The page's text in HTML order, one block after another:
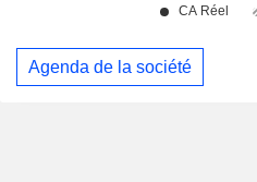
Agenda de la société